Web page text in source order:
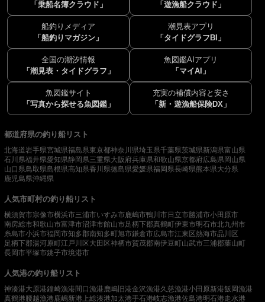
「乗船名簿クラウド」
「遊漁船クラウド」
船釣りメディア
「船釣りマガジン」
潮見表アプリ
「タイドグラフBI」
全国の潮汐情報
「潮見表・タイドグラフ」
魚図鑑AIアプリ
「マイAI」
魚図鑑サイト
「写真から探せる魚図鑑」
充実の補償内容と安さ
「新・遊漁船保険DX」
都道府県の釣り船リスト
北海道岩手県宮城県福島県東京都神奈川県埼玉県千葉県茨城県新潟県富山県
石川県福井県愛知県静岡県三重県大阪府兵庫県和歌山県京都府広島県岡山県
山口県鳥取県島根県高知県香川県徳島県愛媛県福岡県長崎県熊本県大分県
鹿児島県沖縄県
人気市町村の釣り船リスト
横須賀市宗像市横浜市三浦市いすみ市鹿嶋市鴨川市 日立市勝浦市小田原市
南房総市和歌山市富津市沼津市館山市足柄下郡真鶴町伊東市明石市北九州市
糸島市小浜市福岡市知多郡南知多町旭市鎌倉市広島市江東区熱海市品川区
足柄下郡湯河原町江戸川区 大田区神栖市賀茂郡南伊豆町山武市三浦郡葉山町
長岡市平塚市銚子市境港市
人気港の釣り船リスト
神湊港大原港鐘崎漁港 間口漁港鹿嶋旧港金沢漁港久慈漁港小田原新港飯岡漁港
真鶴港 腰越漁港鹿嶋新港 上総湊港加太港手石港岐志漁港佐島港明石港走水港